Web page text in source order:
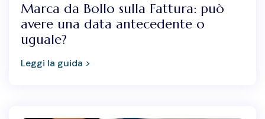
Marca da Bollo sulla Fattura: può
avere una data antecedente o
uguale?
Leggi la guida >